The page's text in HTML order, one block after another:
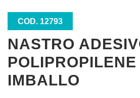
COD. 12793
NASTRO
POLIPROPILENE
IMBALLO